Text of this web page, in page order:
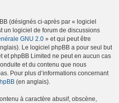
(désignés ci-après par « logiciel
un logiciel de forum de discussions
GNU 2.0 » et qui peut être
Le logiciel phpBB a pour seul but
et phpBB Limited ne peut en aucun cas
et du contenu que nous
Pour plus d’informations concernant
(en anglais).
à caractère abusif, obscène,